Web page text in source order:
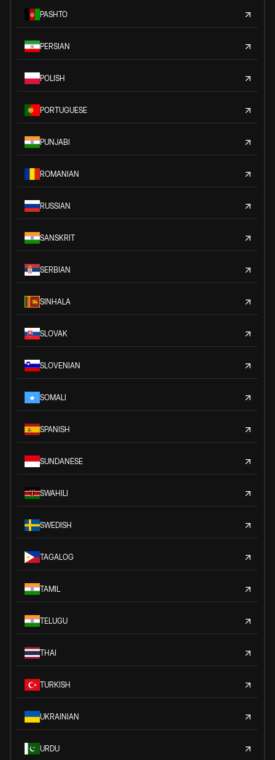
PASHTO
PERSIAN
POLISH
PORTUGUESE
PUNJABI
ROMANIAN
RUSSIAN
SANSKRIT
SERBIAN
SINHALA
SLOVAK
SLOVENIAN
SOMALI
SPANISH
SUNDANESE
SWAHILI
SWEDISH
TAGALOG
TAMIL
TELUGU
THAI
TURKISH
UKRAINIAN
URDU